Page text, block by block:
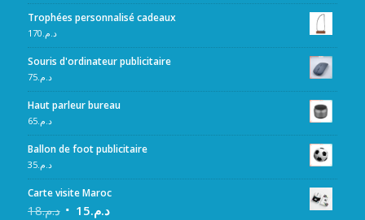
Trophées personnalisé cadeaux
د.م.170
Souris d'ordinateur publicitaire
د.م.75
Haut parleur bureau
د.م.65
Ballon de foot publicitaire
د.م.35
Carte visite Maroc
د.م.18 د.م.15